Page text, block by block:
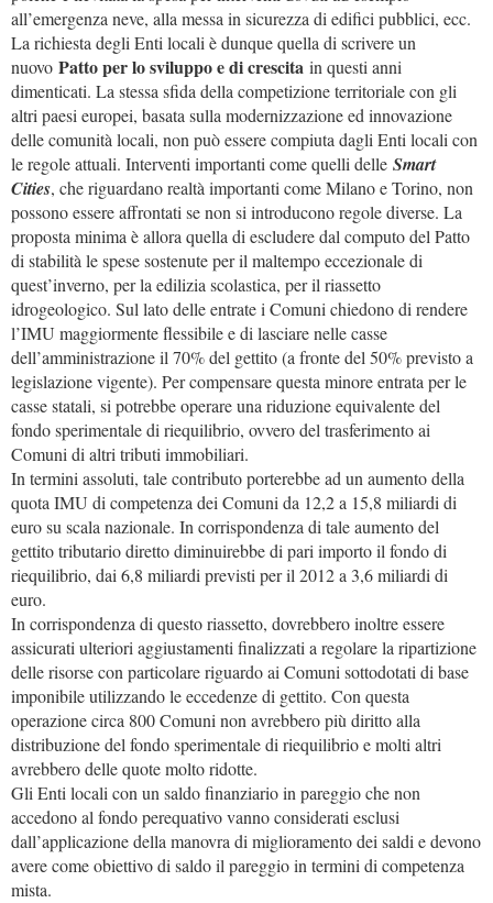
all’emergenza neve, alla messa in sicurezza di edifici pubblici, ecc.
La richiesta degli Enti locali è dunque quella di scrivere un
nuovo Patto per lo sviluppo e di crescita in questi anni
dimenticati. La stessa sfida della competizione territoriale con gli
altri paesi europei, basata sulla modernizzazione ed innovazione
delle comunità locali, non può essere compiuta dagli Enti locali con
le regole attuali. Interventi importanti come quelli delle Smart
Cities, che riguardano realtà importanti come Milano e Torino, non
possono essere affrontati se non si introducono regole diverse. La
proposta minima è allora quella di escludere dal computo del Patto
di stabilità le spese sostenute per il maltempo eccezionale di
quest’inverno, per la edilizia scolastica, per il riassetto
idrogeologico. Sul lato delle entrate i Comuni chiedono di rendere
l’IMU maggiormente flessibile e di lasciare nelle casse
dell’amministrazione il 70% del gettito (a fronte del 50% previsto a
legislazione vigente). Per compensare questa minore entrata per le
casse statali, si potrebbe operare una riduzione equivalente del
fondo sperimentale di riequilibrio, ovvero del trasferimento ai
Comuni di altri tributi immobiliari.
In termini assoluti, tale contributo porterebbe ad un aumento della
quota IMU di competenza dei Comuni da 12,2 a 15,8 miliardi di
euro su scala nazionale. In corrispondenza di tale aumento del
gettito tributario diretto diminuirebbe di pari importo il fondo di
riequilibrio, dai 6,8 miliardi previsti per il 2012 a 3,6 miliardi di
euro.
In corrispondenza di questo riassetto, dovrebbero inoltre essere
assicurati ulteriori aggiustamenti finalizzati a regolare la ripartizione
delle risorse con particolare riguardo ai Comuni sottodotati di base
imponibile utilizzando le eccedenze di gettito. Con questa
operazione circa 800 Comuni non avrebbero più diritto alla
distribuzione del fondo sperimentale di riequilibrio e molti altri
avrebbero delle quote molto ridotte.
Gli Enti locali con un saldo finanziario in pareggio che non
accedono al fondo perequativo vanno considerati esclusi
dall’applicazione della manovra di miglioramento dei saldi e devono
avere come obiettivo di saldo il pareggio in termini di competenza
mista.